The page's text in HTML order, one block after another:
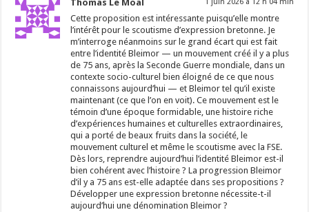
Thomas Le Moal 1 juin 2026 à 12 h 04 min
Cette proposition est intéressante puisqu’elle montre
l’intérêt pour le scoutisme d’expression bretonne. Je
m’interroge néanmoins sur le grand écart qui est fait
entre l’identité Bleimor — un mouvement créé il y a plus
de 75 ans, après la Seconde Guerre mondiale, dans un
contexte socio-culturel bien éloigné de ce que nous
connaissons aujourd’hui — et Bleimor tel qu’il existe
maintenant (ce que l’on en voit). Ce mouvement est le
témoin d’une époque formidable, une histoire riche
d’expériences humaines et culturelles extraordinaires,
qui a porté de beaux fruits dans la société, le
mouvement culturel et même le scoutisme avec la FSE.
Dès lors, reprendre aujourd’hui l’identité Bleimor est-il
bien cohérent avec l’histoire ? La progression Bleimor
d’il y a 75 ans est-elle adaptée dans ses propositions ?
Développer une expression bretonne nécessite-t-il
aujourd’hui une dénomination Bleimor ?